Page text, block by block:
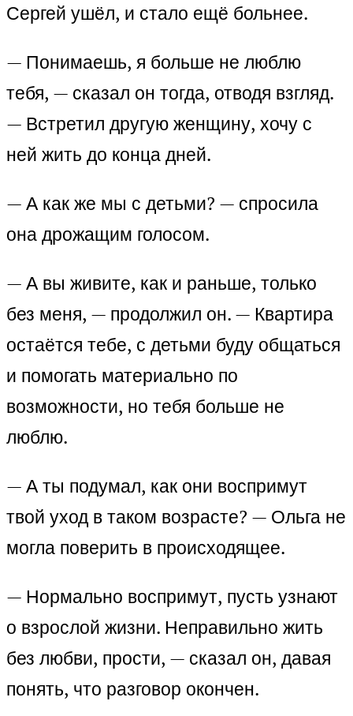
Сергей ушёл, и стало ещё больнее.
— Понимаешь, я больше не люблю
тебя, — сказал он тогда, отводя взгляд.
— Встретил другую женщину, хочу с
ней жить до конца дней.
— А как же мы с детьми? — спросила
она дрожащим голосом.
— А вы живите, как и раньше, только
без меня, — продолжил он. — Квартира
остаётся тебе, с детьми буду общаться
и помогать материально по
возможности, но тебя больше не
люблю.
— А ты подумал, как они воспримут
твой уход в таком возрасте? — Ольга не
могла поверить в происходящее.
— Нормально воспримут, пусть узнают
о взрослой жизни. Неправильно жить
без любви, прости, — сказал он, давая
понять, что разговор окончен.